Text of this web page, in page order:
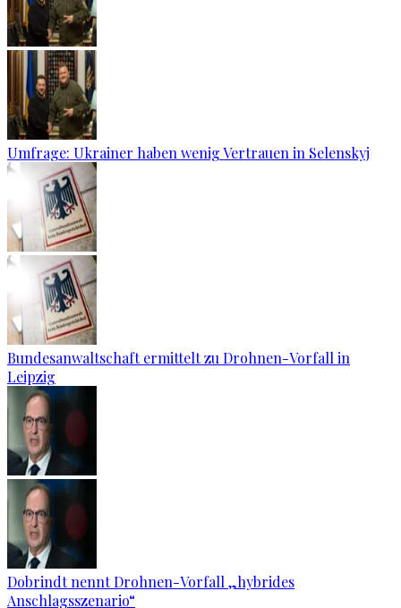
Umfrage: Ukrainer haben wenig Vertrauen in Selenskyj
Bundesanwaltschaft ermittelt zu Drohnen-Vorfall in
Leipzig
Dobrindt nennt Drohnen-Vorfall „hybrides
Anschlagsszenario“